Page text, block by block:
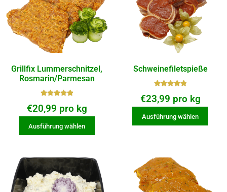
Grillfix Lummerschnitzel,
Rosmarin/Parmesan
t mit
5
€20,99 pro kg
Ausführung wählen
Schweinefiletspieße
t mit
5
€23,99 pro kg
Ausführung wählen